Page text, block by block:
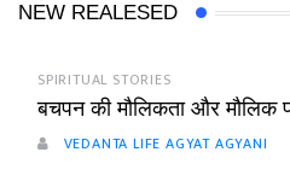
NEW REALESED
SPIRITUAL STORIES
बचपन की मौलिकता और मौलिक
VEDANTA LIFE AGYAT AGYANI